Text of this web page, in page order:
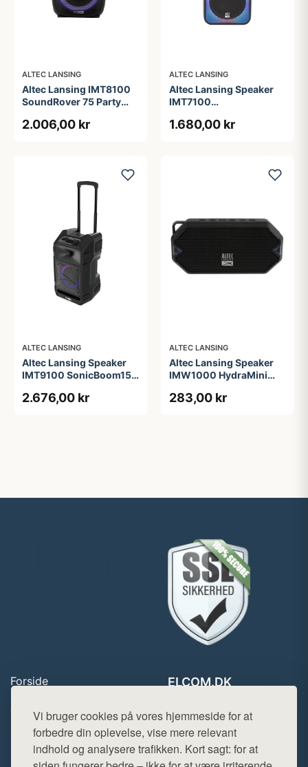
Vi bruger cookies på vores hjemmeside for at
forbedre din oplevelse, vise mere relevant
indhold og analysere trafikken. Kort sagt: for at
ALTEC LANSING
Altec Lansing IMT8100
SoundRover 75 Party
2.006,00 kr
ALTEC LANSING
Altec Lansing Speaker
IMT7100
IPX4 Black
1.680,00 kr
ALTEC LANSING
Altec Lansing Speaker
IMT9100 SonicBoom150
2.676,00 kr
ALTEC LANSING
Altec Lansing Speaker
IMW1000 HydraMini
283,00 kr
Forside
Top Rabatter
Blog
Kontakt
ELCOM.DK
Mail: hej@want.dk
Cookie- og privatlivspolitik